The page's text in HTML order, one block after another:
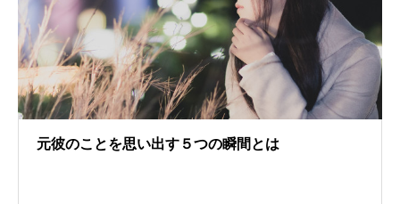
元彼のことを思い出す５つの瞬間とは